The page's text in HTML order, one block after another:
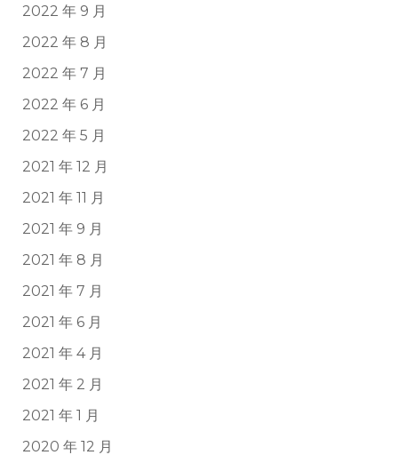
2022 年 9 月
2022 年 8 月
2022 年 7 月
2022 年 6 月
2022 年 5 月
2021 年 12 月
2021 年 11 月
2021 年 9 月
2021 年 8 月
2021 年 7 月
2021 年 6 月
2021 年 4 月
2021 年 2 月
2021 年 1 月
2020 年 12 月